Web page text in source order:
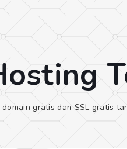
gratis dan SSL gratis